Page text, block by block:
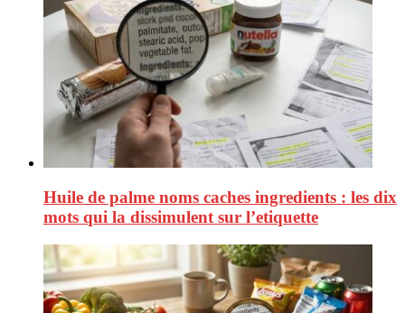
Huile de palme noms caches ingredients : les dix
mots qui la dissimulent sur l’etiquette